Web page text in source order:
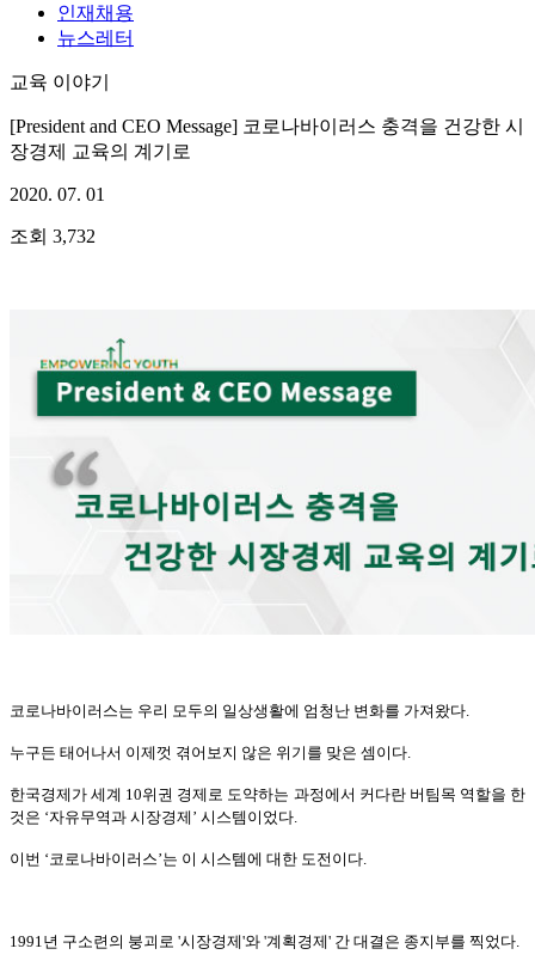
인재채용
뉴스레터
교육 이야기
[President and CEO Message] 코로나바이러스 충격을 건강한 시
장경제 교육의 계기로
2020. 07. 01
조회 3,732
코로나바이러스는 우리 모두의 일상생활에 엄청난 변화를 가져왔다.
누구든 태어나서 이제껏 겪어보지 않은 위기를 맞은 셈이다.
한국경제가 세계 10위권 경제로 도약하는 과정에서 커다란 버팀목 역할을 한
것은 ‘자유무역과 시장경제’ 시스템이었다.
이번 ‘코로나바이러스’는 이 시스템에 대한 도전이다.
1991년 구소련의 붕괴로 '시장경제'와 '계획경제' 간 대결은 종지부를 찍었다.